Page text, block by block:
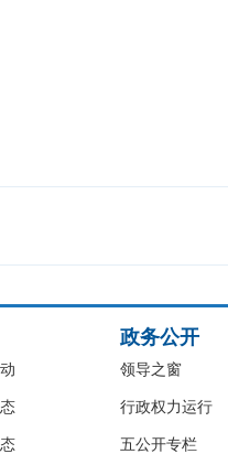
政务公开
领导之窗
行政权力运行
五公开专栏